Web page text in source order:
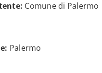
Comune di Palermo
Palermo